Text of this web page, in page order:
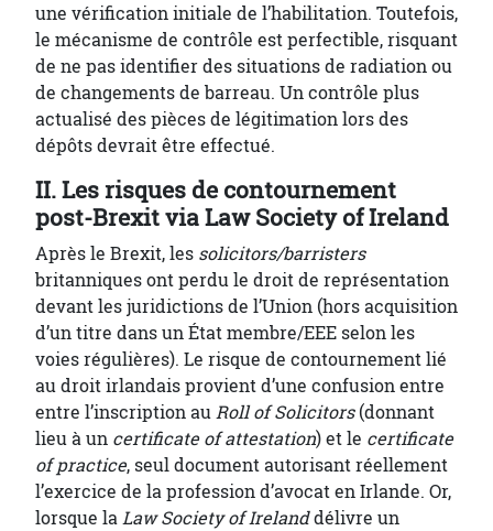
une vérification initiale de l’habilitation. Toutefois,
le mécanisme de contrôle est perfectible, risquant
de ne pas identifier des situations de radiation ou
de changements de barreau. Un contrôle plus
actualisé des pièces de légitimation lors des
dépôts devrait être effectué.
II. Les risques de contournement
post-Brexit viaLaw Society of Ireland
Après le Brexit, les solicitors/barristers
britanniques ont perdu le droit de représentation
devant les juridictions de l’Union (hors acquisition
d’un titre dans un État membre/EEE selon les
voies régulières). Le risque de contournement lié
au droit irlandais provient d’une confusion entre
entre l’inscription auRoll of Solicitors(donnant
lieu à un certificate of attestation) et le certificate
of practice, seul document autorisant réellement
l’exercice de la profession d’avocat en Irlande. Or,
lorsque laLaw Society of Irelanddélivre un